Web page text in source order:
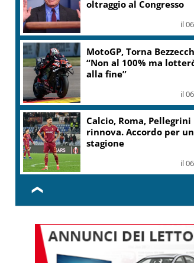
Vela, a settembre Porto
capitale dei maxi yacht
MotoGp, Marquez a
Silverstone per
decimo titolo
❮